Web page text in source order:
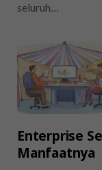
seluruh…
Enterprise
Manfaatnya